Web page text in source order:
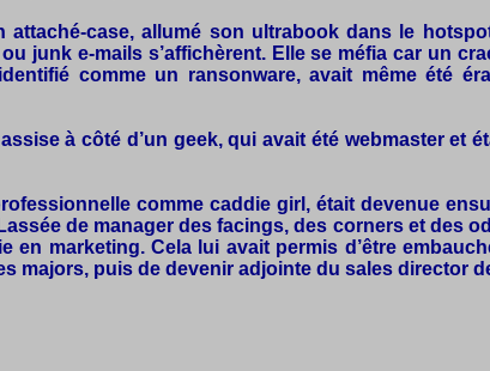
attaché-case, allumé son ultrabook dans le
junk e-mails s’affichèrent. Elle se méfia car un
comme un ransonware, avait même été
à côté d’un geek, qui avait été webmaster et
comme caddie girl, était devenue
de manager des facings, des corners et des
marketing. Cela lui avait permis d’être
majors, puis de devenir adjointe du sales director